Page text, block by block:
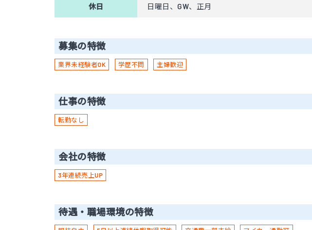
休日 日曜日、GW、正月
募集の特徴
業界未経験者OK 学歴不問 主婦歓迎
仕事の特徴
転勤なし
会社の特徴
3年連続売上UP
待遇・職場環境の特徴